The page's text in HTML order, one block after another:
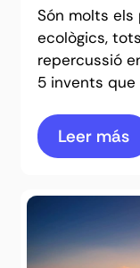
Són molts
ecològics,
repercussió
5 invents
Leer más